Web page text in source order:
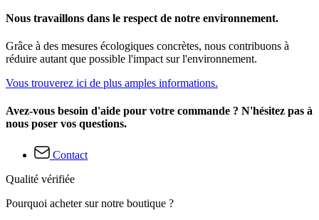
Nous travaillons dans le respect de notre environnement.
Grâce à des mesures écologiques concrètes, nous contribuons à
réduire autant que possible l'impact sur l'environnement.
Vous trouverez ici de plus amples informations.
Avez-vous besoin d'aide pour votre commande ? N'hésitez pas à
nous poser vos questions.
Contact
Qualité vérifiée
Pourquoi acheter sur notre boutique ?